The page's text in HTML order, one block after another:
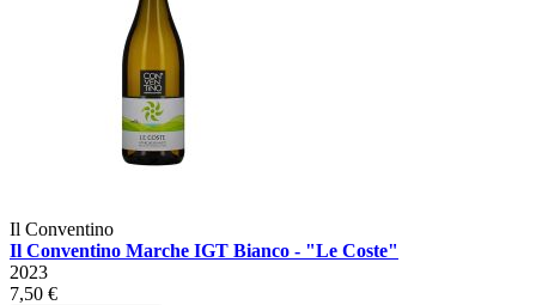
Il Conventino
Il Conventino Marche IGT Bianco - "Le Coste"
2023
7,50 €